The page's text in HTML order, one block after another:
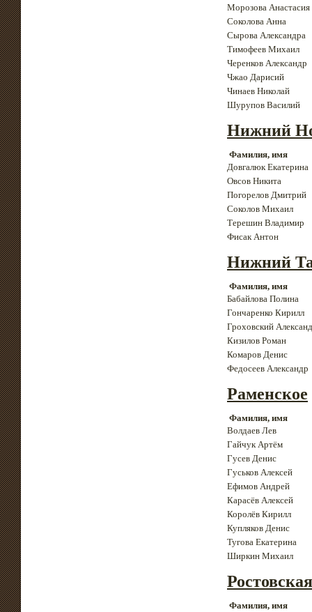
Морозова Анастасия
Соколова Анна
Сырова Александра
Тимофеев Михаил
Черенков Александр
Чжао Дарисий
Чинаев Николай
Шурупов Василий
Нижний
Фамилия, имя
Довгалюк Екатерина
Овсов Никита
Погорелов Дмитрий
Соколов Михаил
Терешин Владимир
Фисак Антон
Нижний
Фамилия, имя
Бабайлова Полина
Гончаренко Кирилл
Гроховский
Кизилов Роман
Комаров Денис
Федосеев Александр
Раменское
Фамилия, имя
Волдаев Лев
Гайчук Артём
Гусев Денис
Гуськов Алексей
Ефимов Андрей
Карасёв Алексей
Королёв Кирилл
Купляков Денис
Тугова Екатерина
Ширкин Михаил
Фамилия, имя